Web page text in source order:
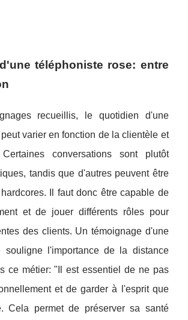
téléphoniste rose: entre
recueillis, le quotidien d'une
varier en fonction de la clientèle et
conversations sont plutôt
tandis que d'autres peuvent être
Il faut donc être capable de
et de jouer différents rôles pour
des clients. Un témoignage d'une
souligne l'importance de la distance
ce métier: "Il est essentiel de ne pas
et de garder à l'esprit que
Cela permet de préserver sa santé